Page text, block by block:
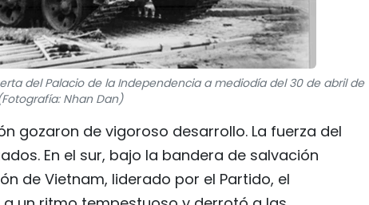
del Palacio de la Independencia a mediodía del 30 de abril de
Nhan Dan)
gozaron de vigoroso desarrollo. La fuerza del
En el sur, bajo la bandera de salvación
de Vietnam, liderado por el Partido, el